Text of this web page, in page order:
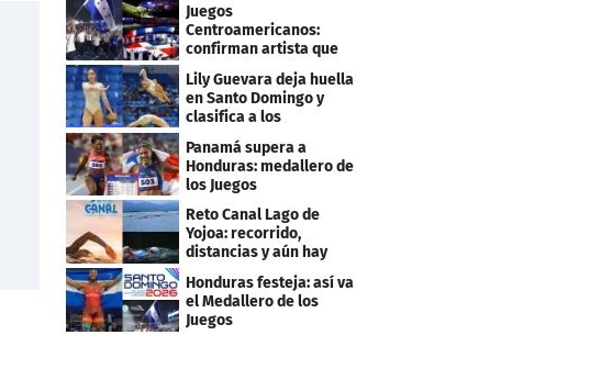
Juegos
Centroamericanos:
confirman artista que
cantará en la ceremonia
de clausura
Lily Guevara deja huella
en Santo Domingo y
clasifica a los
Panamericanos de Lima
2027
Panamá supera a
Honduras: medallero de
los Juegos
Centroamericanos
Reto Canal Lago de
Yojoa: recorrido,
distancias y aún hay
Honduras festeja: así va
el Medallero de los
Juegos